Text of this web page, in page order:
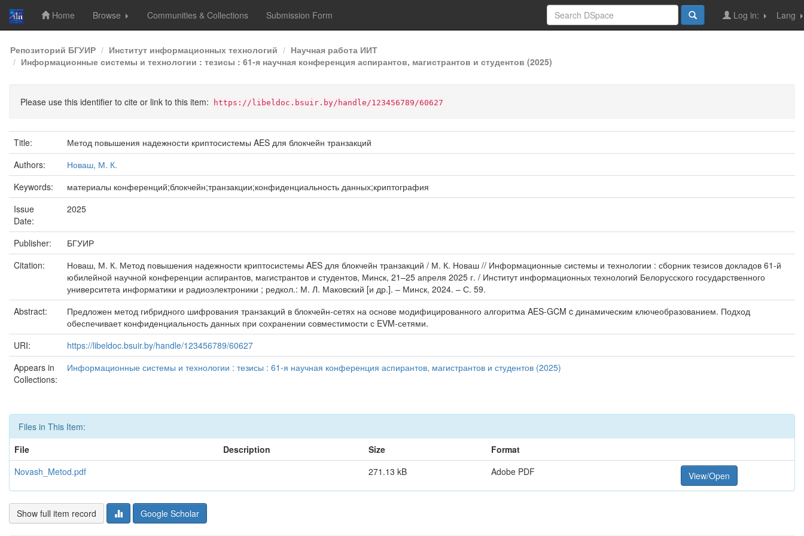
Skip
navigation
Home Browse Communities & Collections Submission Form Lang
Log in:
Репозиторий БГУИР Институт информационных технологий
Научная работа ИИТ
Информационные системы и технологии : тезисы : 61-я научная конференция аспирантов, магистрантов и студентов (2025)
Please use this identifier to cite or link to this item: https://libeldoc.bsuir.by/handle/123456789/60627
Title:
Метод повышения надежности криптосистемы AES для блокчейн транзакций
Authors:
Новаш, М. К.
Keywords:
материалы конференций;блокчейн;транзакции;конфиденциальность данных;криптография
Issue
Date:
2025
Publisher:
БГУИР
Citation:
Новаш, М. К. Метод повышения надежности криптосистемы AES для блокчейн транзакций / М. К. Новаш // Информационные системы и технологии : сборник тезисов докладов 61-й
юбилейной научной конференции аспирантов, магистрантов и студентов, Минск, 21–25 апреля 2025 г. / Институт информационных технологий Белорусского государственного
университета информатики и радиоэлектроники ; редкол.: М. Л. Маковский [и др.]. – Минск, 2024. – С. 59.
Abstract:
Предложен метод гибридного шифрования транзакций в блокчейн-сетях на основе модифицированного алгоритма AES-GCM c динамическим ключеобразованием. Подход
обеспечивает конфиденциальность данных при сохранении совместимости с EVM-сетями.
URI:
https://libeldoc.bsuir.by/handle/123456789/60627
Appears in
Collections:
Информационные системы и технологии : тезисы : 61-я научная конференция аспирантов, магистрантов и студентов (2025)
Files in This Item:
File
Description Size
Format
Novash_Metod.pdf
271.13 kB Adobe PDF View/Open
Show full item record Google Scholar